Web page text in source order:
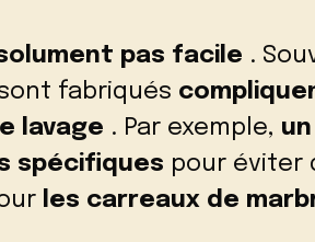
pas facile .
fabriqués
lavage . Par exemple,
spécifiques pour éviter
les carreaux de